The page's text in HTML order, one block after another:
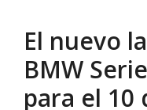
El nuevo
BMW
para el 10